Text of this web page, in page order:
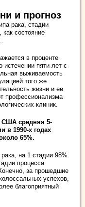
и прогноз
рака, стадии
как состояние
в проценте
истечении пяти лет с
выживаемость
того же
жизни и ее
профессионализма
клиник.
США средняя 5-
в 1990-х годах
65%.
на 1 стадии 98%
процесса
за прошедшие
успехов,
благоприятный